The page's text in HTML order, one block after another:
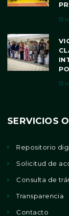
SERVICIOS
Repositorio
Solicitud de
Consulta de
Transparencia
Contacto